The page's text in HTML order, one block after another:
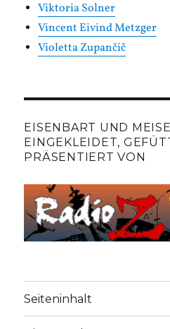
Viktoria Solner
Vincent Eivind Metzger
Violetta Zupančič
EISENBART UND
EINGEKLEIDET,
PRÄSENTIERT VON
Seiteninhalt